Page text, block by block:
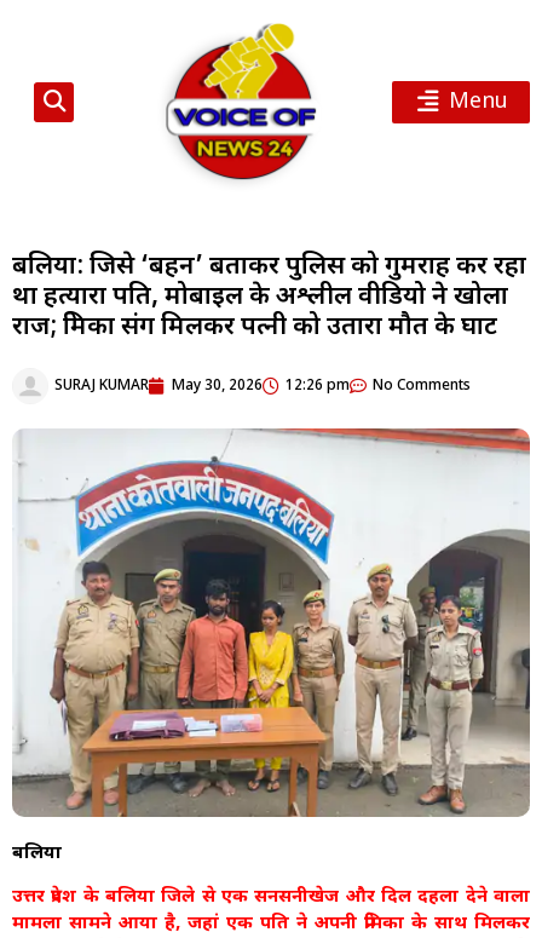
Menu
बलिया: जिसे ‘बहन’ बताकर पुलिस को गुमराह कर रहा
था हत्यारा पति, मोबाइल के अश्लील वीडियो ने खोला
राज; प्रेमिका संग मिलकर पत्नी को उतारा मौत के घाट
SURAJ KUMAR May 30, 2026 12:26 pm No Comments
बलिया
उत्तर प्रदेश के बलिया जिले से एक सनसनीखेज और दिल दहला देने वाला
मामला सामने आया है, जहां एक पति ने अपनी प्रेमिका के साथ मिलकर